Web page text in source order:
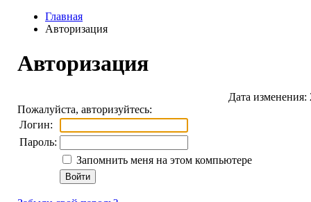
Главная
Авторизация
Авторизация
Дата изменения:
Пожалуйста, авторизуйтесь:
Логин:
Пароль:
Запомнить меня на этом компьютере